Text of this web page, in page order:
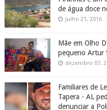
de água doce
julho 21, 2016
Mãe em Olho
pequeno Artur
dezembro 07,
Familiares de
Tapera - AL
denunciar a